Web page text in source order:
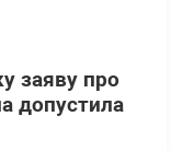
заяву про
допустила